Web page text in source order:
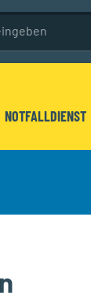
NOTFALLDIENST